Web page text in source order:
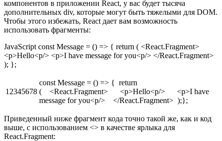
компонентов в приложении React, у вас будет тысяча
дополнительных div, которые могут быть тяжелыми для DOM.
Чтобы этого избежать, React дает вам возможность
использовать фрагменты:
JavaScript const Message = () => { return ( <React.Fragment>
<p>Hello<p/> <p>I have message for you<p/> </React.Fragment>
); };
12345678
const Message = () => { return
( <React.Fragment> <p>Hello<p/> <p>I have
message for you<p/> </React.Fragment> );};
Приведенный ниже фрагмент кода точно такой же, как и код
выше, с использованием <> в качестве ярлыка для
React.Fragment: